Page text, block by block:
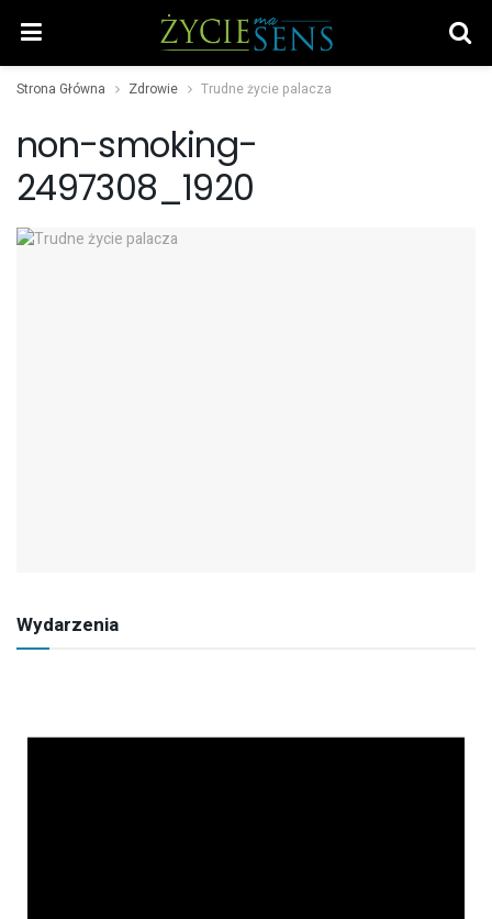
Strona Główna Zdrowie Trudne życie palacza
non-smoking-
2497308_1920
Wydarzenia